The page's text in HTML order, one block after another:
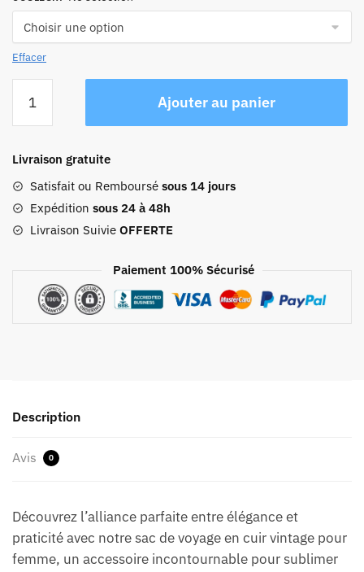
Effacer
Sac
Voyage
En
Cuir
Vintage
Ajouter au panier
Livraison gratuite
Satisfait ou Remboursé sous 14 jours
Expédition sous 24 à 48h
Livraison Suivie OFFERTE
Paiement 100% Sécurisé
Description
Avis 0
Découvrez l’alliance parfaite entre élégance et
praticité avec notre sac de voyage en cuir vintage pour
femme, un accessoire incontournable pour sublimer